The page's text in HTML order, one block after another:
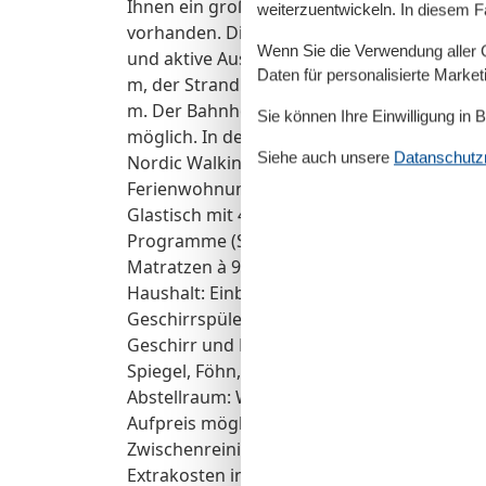
Ihnen ein großer, überdachter Balkon zur
vorhanden. Die Lage im Dorf und zugleich
und aktive Ausflüge:
m, der Strand und das Meer liegen jeweils
m. Der Bahnhof ist ca. 7.500 m entfernt,
möglich. In der Umgebung bieten sich
Nordic Walking an, ebenso Minigolf und
Ferienwohnung Friesenblau OG. Daten
Glastisch mit 4 bequemen Stühlen,
Programme (SAT-Anlage), Radio
Matratzen à 90x200 cm, Leselampen,
Haushalt: Einbauküche, Kühlschrank mit
Geschirrspüler, Toaster, Wasserkocher,
Geschirr und Besteck Bad und Sanitär:
Spiegel, Föhn, WC, Handtuchheizung,
Abstellraum: Wischer, Eimer, Handfeger,
Aufpreis möglich: Handtücher (1
Zwischenreinigung, Handtuch-/
Extrakosten in Höhe von € 8,00 pro Tag.
weiterzuentwickeln. In diesem
Wenn Sie die Verwendung
Daten für personalisierte
Sie können Ihre Einwilligung in
Siehe auch unsere